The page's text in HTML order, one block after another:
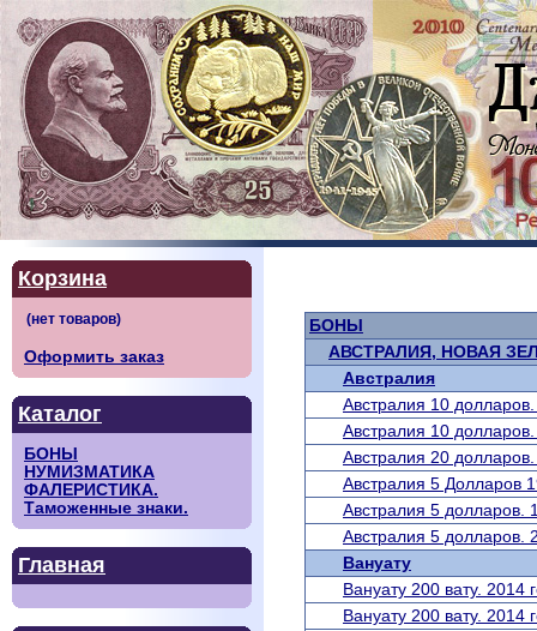
Корзина
Оформить заказ
Каталог
БОНЫ
НУМИЗМАТИКА
ФАЛЕРИСТИКА.
Таможенные знаки.
Главная
БОНЫ
АВСТРАЛИЯ, НОВАЯ
Австралия
Австралия 10
Австралия 10
Австралия 20
Австралия 5 Долларов
Австралия 5 долларов.
Австралия 5 долларов.
Вануату
Вануату 200 вату. 2014
Вануату 200 вату. 2014